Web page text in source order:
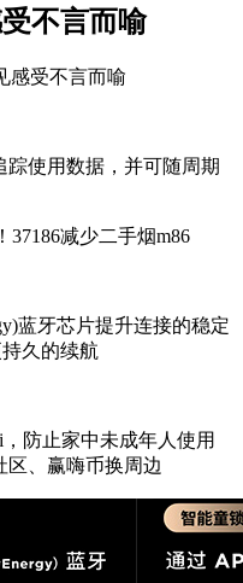
不言而喻
感受不言而喻
使用数据，并可随周期
37186减少二手烟m86
蓝牙芯片提升连接的稳定
久的续航
防止家中未成年人使用
区、赢嗨币换周边